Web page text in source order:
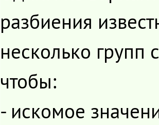
разбиения
несколько групп
чтобы:
- искомое